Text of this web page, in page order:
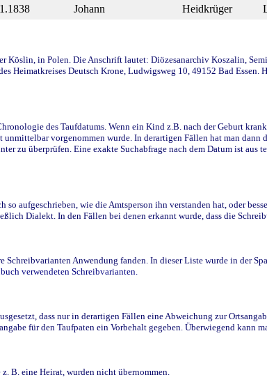
Johann Heidkrüger
in Polen. Die Anschrift lautet: Diözesanarchiv Koszalin,
Heimatkreises Deutsch Krone, Ludwigsweg 10, 49152 Bad
des Taufdatums. Wenn ein Kind z.B. nach der Geburt
vorgenommen wurde. In derartigen Fällen hat man
zu überprüfen. Eine exakte Suchabfrage nach dem Datum ist aus
aufgeschrieben, wie die Amtsperson ihn verstanden hat, oder
Dialekt. In den Fällen bei denen erkannt wurde, dass die
Anwendung fanden. In dieser Liste wurde in der
verwendeten Schreibvarianten.
dass nur in derartigen Fällen eine Abweichung zur
für den Taufpaten ein Vorbehalt gegeben. Überwiegend kann
B. eine Heirat, wurden nicht übernommen.